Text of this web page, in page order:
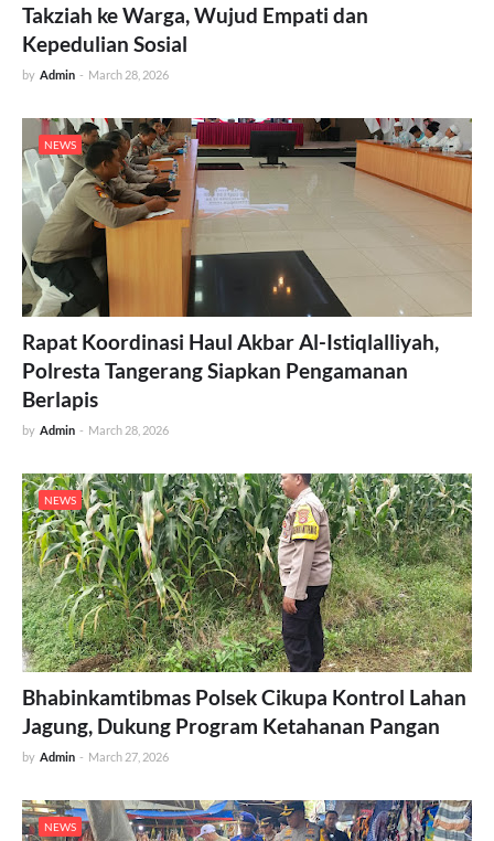
Takziah ke Warga, Wujud Empati dan
Kepedulian Sosial
by Admin - March 28, 2026
NEWS
Rapat Koordinasi Haul Akbar Al-Istiqlalliyah,
Polresta Tangerang Siapkan Pengamanan
Berlapis
by Admin - March 28, 2026
NEWS
Bhabinkamtibmas Polsek Cikupa Kontrol Lahan
Jagung, Dukung Program Ketahanan Pangan
by Admin - March 27, 2026
NEWS